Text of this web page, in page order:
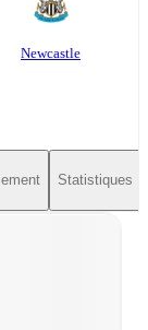
Newcastle
Statistiques